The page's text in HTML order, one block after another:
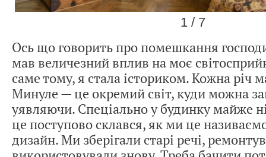
1 / 7
Ось що говорить про помешкання
мав величезний вплив на моє
саме тому, я стала істориком. Кожна річ
Минуле — це окремий світ, куди можна
уявляючи. Спеціально у будинку майже
це поступово склався, як ми це
дизайн. Ми зберігали старі речі,